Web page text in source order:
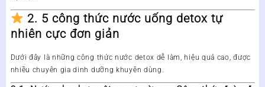
2. 5 công thức nước uống detox tự
nhiên cực đơn giản
Dưới đây là những công thức nước detox dễ làm, hiệu quả cao, được
nhiều chuyên gia dinh dưỡng khuyên dùng.